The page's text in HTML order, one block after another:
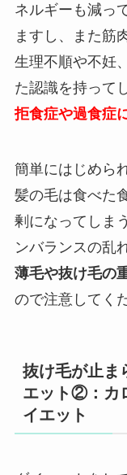
ネルギーも減っ
ますし、また筋
生理不順や不妊
た認識を持って
拒食症や過食症
簡単にはじめら
髪の毛は食べた
剰になってしま
ンバランスの乱
薄毛や抜け毛の
ので注意してく
抜け毛が止ま
エット②：カ
イエット